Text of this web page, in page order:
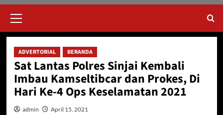
Menu
ADVERTORIAL BERANDA
Sat Lantas Polres Sinjai Kembali
Imbau Kamseltibcar dan Prokes, Di
Hari Ke-4 Ops Keselamatan 2021
admin April 15, 2021